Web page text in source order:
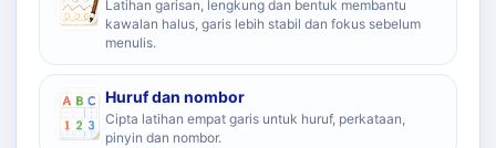
Latihan garisan, lengkung dan bentuk membantu
kawalan halus, garis lebih stabil dan fokus sebelum
menulis.
Huruf dan nombor
Cipta latihan empat garis untuk huruf, perkataan,
pinyin dan nombor.